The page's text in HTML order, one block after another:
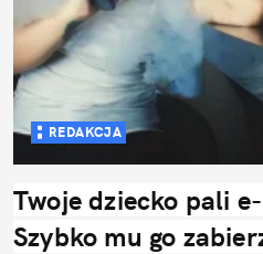
REDAKCJA
Twoje dziecko pali
Szybko mu go